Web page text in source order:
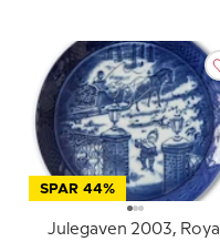
SPAR 44%
Julegaven 2003, Royal